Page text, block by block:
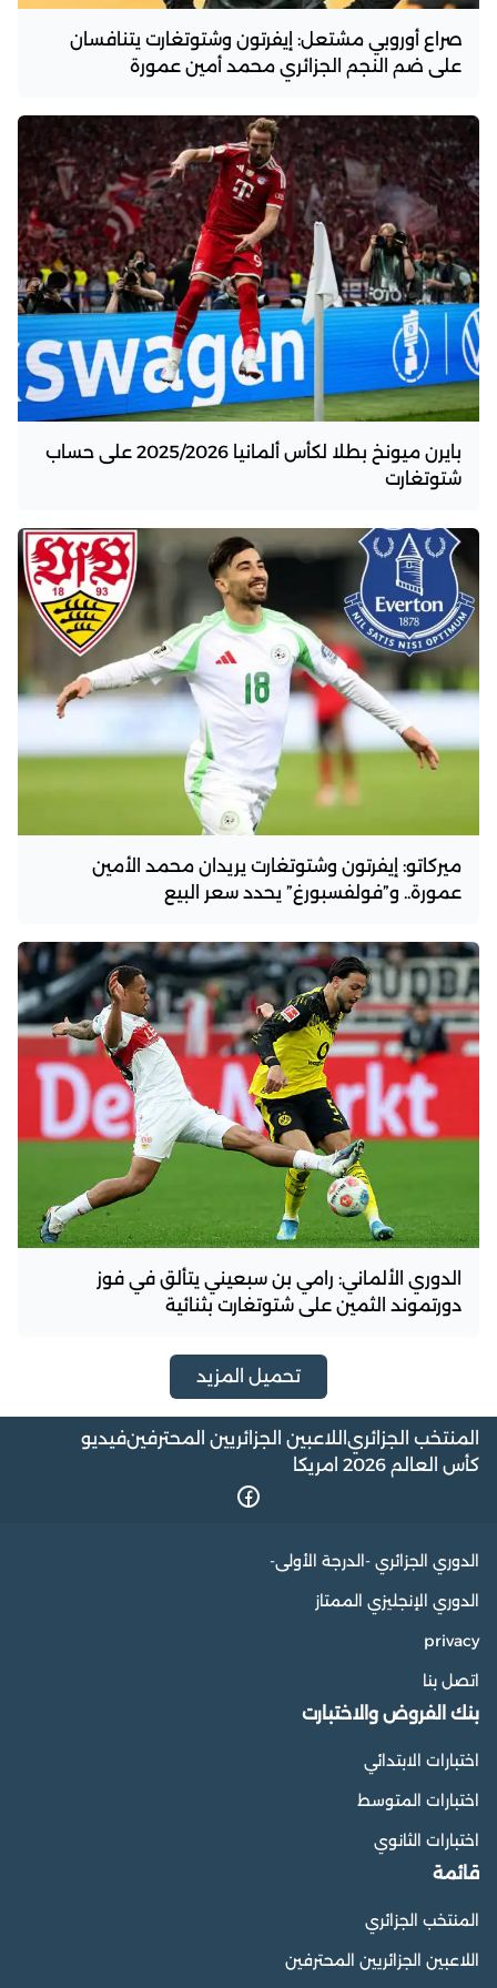
صراع أوروبي مشتعل: إيفرتون وشتوتغارت يتنافسان
على ضم النجم الجزائري محمد أمين عمورة
بايرن ميونخ بطلا لكأس ألمانيا 2025/2026 على حساب
شتوتغارت
ميركاتو: إيفرتون وشتوتغارت يريدان محمد الأمين
عمورة.. و”فولفسبورغ” يحدد سعر البيع
الدوري الألماني: رامي بن سبعيني يتألق في فوز
دورتموند الثمين على شتوتغارت بثنائية
تحميل المزيد
المنتخب الجزائري اللاعبين الجزائريين المحترفينفيديو
كأس العالم 2026 امريكا
الدوري الجزائري -الدرجة الأولى-
الدوري الإنجليزي الممتاز
privacy
اتصل بنا
بنك الفروض والاختبارت
اختبارات الابتدائي
اختبارات المتوسط
اختبارات الثانوي
قائمة
المنتخب الجزائري
اللاعبين الجزائريين المحترفين